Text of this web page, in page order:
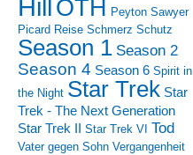
Hill OTH Peyton Sawyer
Picard Reise Schmerz Schutz
Season 1 Season 2
Season 4 Season 6 Spirit in
the Night Star Trek Star
Trek - The Next Generation
Star Trek II Star Trek VI Tod
Vater gegen Sohn Vergangenheit